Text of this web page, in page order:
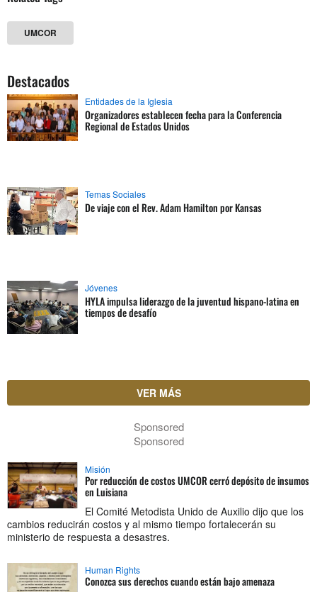
UMCOR
Destacados
Entidades de la Iglesia
Organizadores establecen fecha para la Conferencia
Regional de Estados Unidos
Temas Sociales
De viaje con el Rev. Adam Hamilton por Kansas
Jóvenes
HYLA impulsa liderazgo de la juventud hispano-latina en
tiempos de desafío
VER MÁS
Sponsored
Sponsored
Misión
Por reducción de costos UMCOR cerró depósito de insumos
en Luisiana
El Comité Metodista Unido de Auxilio dijo que los
cambios reducirán costos y al mismo tiempo fortalecerán su
ministerio de respuesta a desastres.
Human Rights
Conozca sus derechos cuando están bajo amenaza